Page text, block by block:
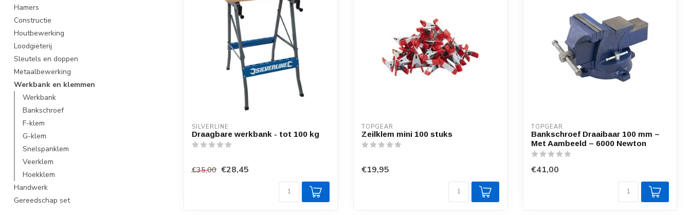
Hamers
Constructie
Houtbewerking
Loodgieterij
Sleutels en doppen
Metaalbewerking
Werkbank en klemmen
Werkbank
Bankschroef
F-klem
G-klem
Snelspanklem
Veerklem
Hoekklem
Handwerk
Gereedschap set
SILVERLINE
Draagbare werkbank - tot 100 kg
€35,00 €28,45
TOPGEAR
Zeilklem mini 100 stuks
€19,95
TOPGEAR
Bankschroef Draaibaar 100 mm –
Met Aambeeld – 6000 Newton
€41,00